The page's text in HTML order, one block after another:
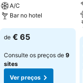
A/C
Bar no hotel
Ver preços
de € 65
Consulte os preços de 9
sites
Ver preços